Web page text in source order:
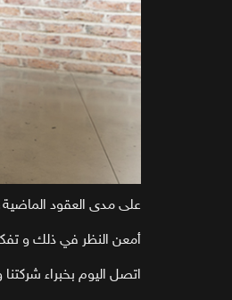
على مدى العقود
أمعن النظر في ذلك و
اتصل اليوم بخبراء شركتنا و